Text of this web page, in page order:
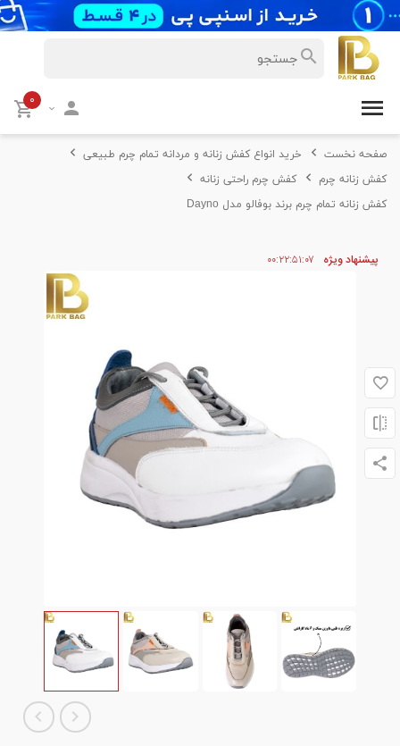
۰
صفحه نخست
خرید انواع کفش زنانه و مردانه تمام چرم طبیعی
کفش زنانه چرم
کفش چرم راحتی زنانه
کفش زنانه تمام چرم برند بوفالو مدل Dayno
پیشنهاد ویژه ۰۰۲۲۵۱۰۷